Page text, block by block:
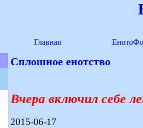
Главная
Сплошное енотство
Вчера включил себе
2015-06-17